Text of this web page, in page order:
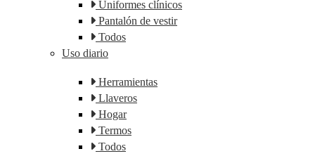
Uniformes clínicos
Pantalón de vestir
Todos
Uso diario
Herramientas
Llaveros
Hogar
Termos
Todos